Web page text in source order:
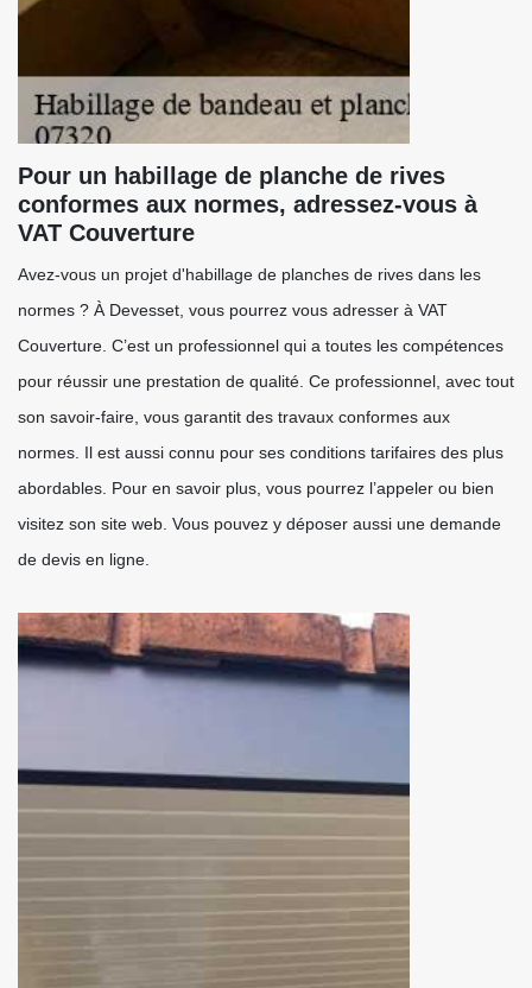
Pour un habillage de planche de rives
conformes aux normes, adressez-vous à
VAT Couverture
Avez-vous un projet d'habillage de planches de rives dans les
normes ? À Devesset, vous pourrez vous adresser à VAT
Couverture. C’est un professionnel qui a toutes les compétences
pour réussir une prestation de qualité. Ce professionnel, avec tout
son savoir-faire, vous garantit des travaux conformes aux
normes. Il est aussi connu pour ses conditions tarifaires des plus
abordables. Pour en savoir plus, vous pourrez l’appeler ou bien
visitez son site web. Vous pouvez y déposer aussi une demande
de devis en ligne.